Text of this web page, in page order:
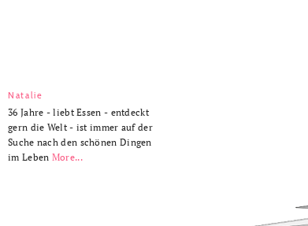
Natalie
36 Jahre - liebt Essen - entdeckt
gern die Welt - ist immer auf der
Suche nach den schönen Dingen
im Leben More...